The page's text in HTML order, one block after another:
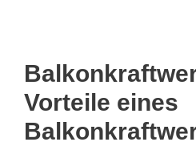
Vorteile eines